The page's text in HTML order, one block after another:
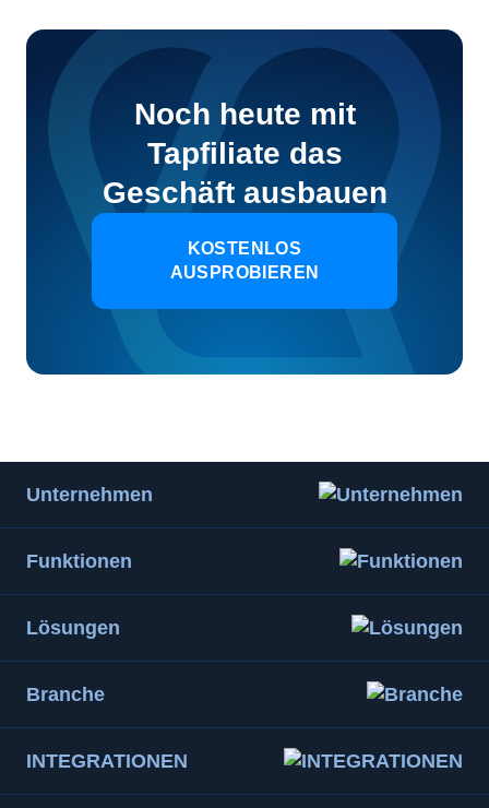
Noch heute mit
Tapfiliate das
Geschäft ausbauen
KOSTENLOS
AUSPROBIEREN
Unternehmen
Funktionen
Lösungen
Branche
INTEGRATIONEN